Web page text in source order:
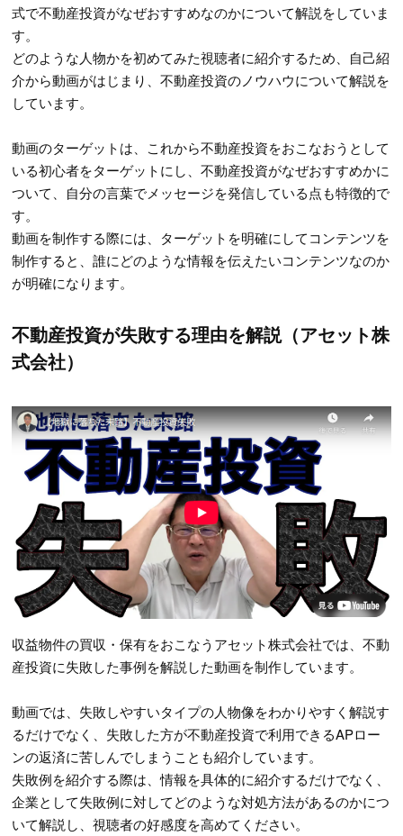
式で不動産投資がなぜおすすめなのかについて解説をしていま
す。
どのような人物かを初めてみた視聴者に紹介するため、自己紹
介から動画がはじまり、不動産投資のノウハウについて解説を
しています。
動画のターゲットは、これから不動産投資をおこなおうとして
いる初心者をターゲットにし、不動産投資がなぜおすすめかに
ついて、自分の言葉でメッセージを発信している点も特徴的で
す。
動画を制作する際には、ターゲットを明確にしてコンテンツを
制作すると、誰にどのような情報を伝えたいコンテンツなのか
が明確になります。
不動産投資が失敗する理由を解説（アセット株
式会社）
収益物件の買収・保有をおこなうアセット株式会社では、不動
産投資に失敗した事例を解説した動画を制作しています。
動画では、失敗しやすいタイプの人物像をわかりやすく解説す
るだけでなく、失敗した方が不動産投資で利用できるAPロー
ンの返済に苦しんでしまうことも紹介しています。
失敗例を紹介する際は、情報を具体的に紹介するだけでなく、
企業として失敗例に対してどのような対処方法があるのかにつ
いて解説し、視聴者の好感度を高めてください。